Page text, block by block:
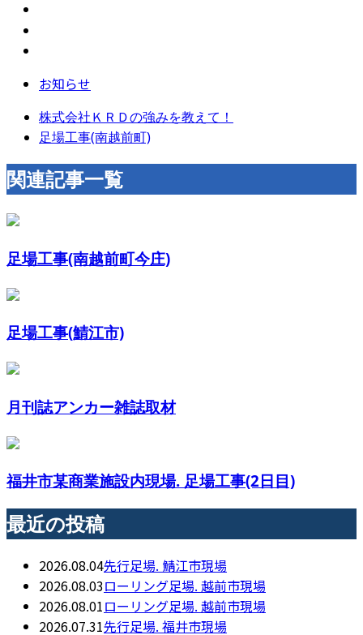
お知らせ
株式会社ＫＲＤの強みを教えて！
足場工事(南越前町)
関連記事一覧
足場工事(南越前町今庄)
足場工事(鯖江市)
月刊誌アンカー雑誌取材
福井市某商業施設内現場. 足場工事(2日目)
最近の投稿
2026.08.04先行足場. 鯖江市現場
2026.08.03ローリング足場. 越前市現場
2026.08.01ローリング足場. 越前市現場
2026.07.31先行足場. 福井市現場